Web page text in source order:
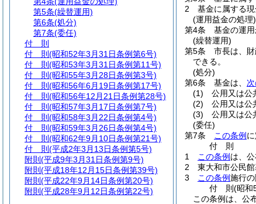
2
基金に属する
(運用益金の処理)
第4条
基金の運
(繰替運用)
第5条
市長は、
できる。
(処分)
第6条
基金は、
(1)
公用又は公
(2)
公用又は公
(3)
公用又は公
(委任)
第7条
この条例
付 則
1
この条例 は、
2
東大和市公民館
3
この条例施行
付 則(昭和
この条例は、公
第5条(繰替運用)
第6条(処分)
第7条(委任)
付 則
付 則 (昭和52年3月31日条例第6号)
付 則 (昭和53年3月31日条例第11号)
付 則 (昭和55年3月28日条例第3号)
付 則 (昭和56年6月19日条例第17号)
付 則 (昭和56年12月21日条例第28号)
付 則 (昭和57年3月17日条例第7号)
付 則 (昭和58年3月22日条例第4号)
付 則 (昭和59年3月26日条例第4号)
付 則 (昭和62年9月10日条例第21号)
付 則 (平成2年3月13日条例第5号)
附則 (平成9年3月31日条例第9号)
附則 (平成18年12月15日条例第39号)
附則 (平成22年9月14日条例第20号)
附則 (平成28年9月12日条例第22号)